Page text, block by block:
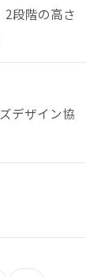
2段階の高さ
デザイン協